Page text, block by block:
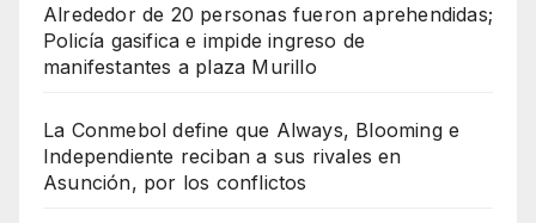
Alrededor de 20 personas fueron aprehendidas;
Policía gasifica e impide ingreso de
manifestantes a plaza Murillo
La Conmebol define que Always, Blooming e
Independiente reciban a sus rivales en
Asunción, por los conflictos